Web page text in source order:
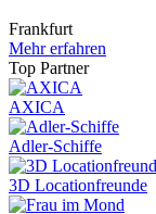
Frankfurt
Mehr erfahren
Top Partner
AXICA
Adler-Schiffe
3D Locationfreunde